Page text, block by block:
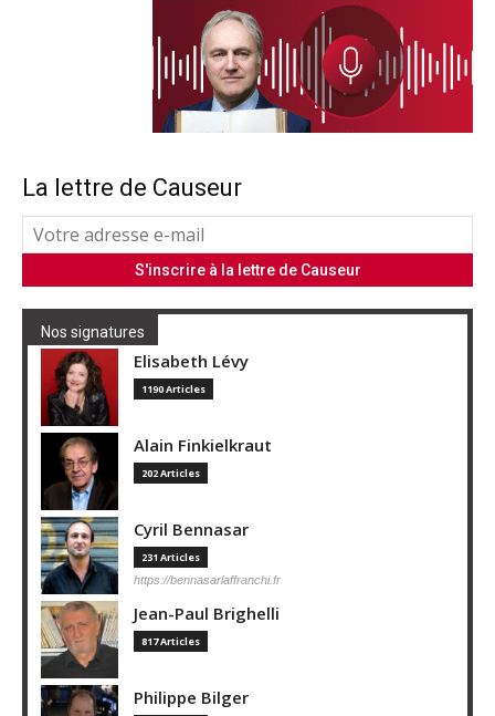
La lettre de Causeur
Nos signatures
Elisabeth Lévy
1190 Articles
Alain Finkielkraut
202 Articles
Cyril Bennasar
231 Articles
https://bennasarlaffranchi.fr
Jean-Paul Brighelli
817 Articles
Philippe Bilger